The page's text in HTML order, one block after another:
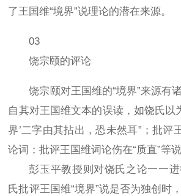
了王国维“境界”说理论的潜在来源。
03
饶宗颐的评论
饶宗颐对王国维的“境界”来源有
自其对王国维文本的误读，如饶氏以
界’二字由其拈出，恐未然耳”；批评
论词；批评王国维词论伤在“质直”等说
彭玉平教授则对饶氏之论一一
氏批评王国维“境界”说是否为独创时